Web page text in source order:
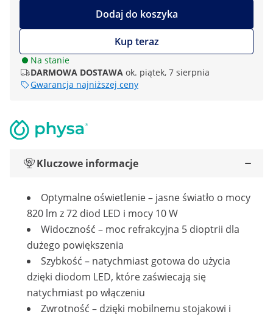
Dodaj do koszyka
Kup teraz
Na stanie
DARMOWA DOSTAWA ok. piątek, 7 sierpnia
Gwarancja najniższej ceny
Kluczowe informacje
Optymalne oświetlenie – jasne światło o mocy
820 lm z 72 diod LED i mocy 10 W
Widoczność – moc refrakcyjna 5 dioptrii dla
dużego powiększenia
Szybkość – natychmiast gotowa do użycia
dzięki diodom LED, które zaświecają się
natychmiast po włączeniu
Zwrotność – dzięki mobilnemu stojakowi i